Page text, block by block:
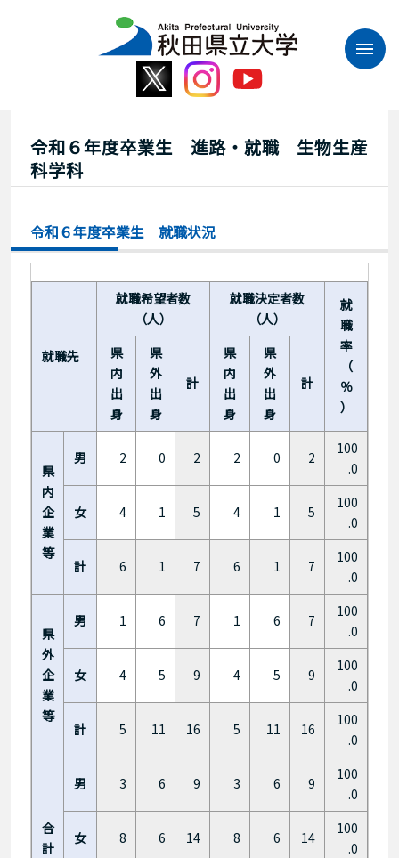
令和６年度卒業生 進路・就職 生物生産
科学科
令和６年度卒業生 就職状況
就職先
就職希望者数
（人）
就職決定者数
（人）
就
職
率
（
％
）
県
内
出
身
県
外
出
身
計
県
内
出
身
県
外
出
身
計
県
内
企
業
等
男 2 0 2 2 0 2
100
.0
女 4 1 5 4 1 5
100
.0
計 6 1 7 6 1 7
100
.0
県
外
企
業
等
男 1 6 7 1 6 7
100
.0
女 4 5 9 4 5 9
100
.0
計 5 11 16 5 11 16
100
.0
合
計
男 3 6 9 3 6 9
100
.0
女 8 6 14 8 6 14
100
.0